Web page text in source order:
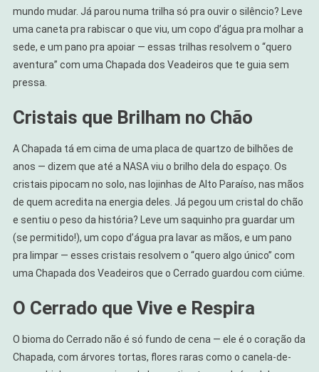
mundo mudar. Já parou numa trilha só pra ouvir o silêncio? Leve
uma caneta pra rabiscar o que viu, um copo d’água pra molhar a
sede, e um pano pra apoiar — essas trilhas resolvem o “quero
aventura” com uma Chapada dos Veadeiros que te guia sem
pressa.
Cristais que Brilham no Chão
A Chapada tá em cima de uma placa de quartzo de bilhões de
anos — dizem que até a NASA viu o brilho dela do espaço. Os
cristais pipocam no solo, nas lojinhas de Alto Paraíso, nas mãos
de quem acredita na energia deles. Já pegou um cristal do chão
e sentiu o peso da história? Leve um saquinho pra guardar um
(se permitido!), um copo d’água pra lavar as mãos, e um pano
pra limpar — esses cristais resolvem o “quero algo único” com
uma Chapada dos Veadeiros que o Cerrado guardou com ciúme.
O Cerrado que Vive e Respira
O bioma do Cerrado não é só fundo de cena — ele é o coração da
Chapada, com árvores tortas, flores raras como o canela-de-